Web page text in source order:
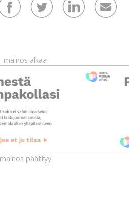
mainos alkaa
mainos päättyy